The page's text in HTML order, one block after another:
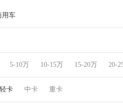
用车
5-10万 10-15万 15-20万 20-
轻卡 中卡 重卡